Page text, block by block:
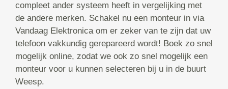
compleet ander systeem heeft in vergelijking met
de andere merken. Schakel nu een monteur in via
Vandaag Elektronica om er zeker van te zijn dat uw
telefoon vakkundig gerepareerd wordt! Boek zo snel
mogelijk online, zodat we ook zo snel mogelijk een
monteur voor u kunnen selecteren bij u in de buurt
Weesp.